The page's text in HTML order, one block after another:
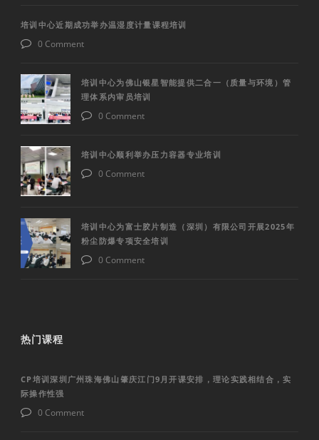
培训中心近期成功举办温湿度计量课程培训
0 Comment
培训中心为佛山银星智能提供二合一（质量与环境）管
理体系内审员培训
0 Comment
培训中心顺利举办压力容器专业培训
0 Comment
培训中心为富士胶片制造（深圳）有限公司开展2025年
粉尘防爆专项安全培训
0 Comment
热门课程
CP培训深圳广州珠海佛山肇庆江门9月开课安排，理论实践相结合，实
际操作性强
0 Comment